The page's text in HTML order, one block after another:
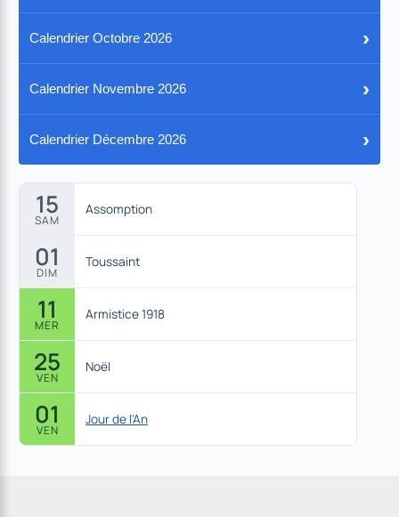
Calendrier Octobre 2026 ›
Calendrier Novembre 2026 ›
Calendrier Décembre 2026 ›
15
SAM
Assomption
01
DIM
Toussaint
11
MER
Armistice 1918
25
VEN
Noël
01
VEN
Jour de l'An